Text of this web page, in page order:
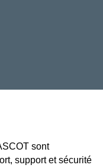
sont
support et sécurité